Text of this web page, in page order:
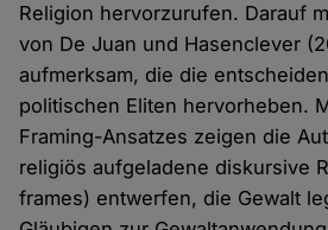
Religion hervorzurufen. Darauf
von De Juan und Hasenclever
aufmerksam, die die
politischen Eliten hervorheben.
Framing-Ansatzes zeigen die
religiös aufgeladene diskursive
frames) entwerfen, die Gewalt